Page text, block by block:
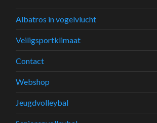
Albatros in vogelvlucht
Veiligsportklimaat
Contact
Webshop
Jeugdvolleybal